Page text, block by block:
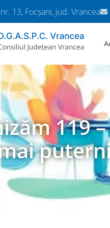
13, Focșani, jud. Vrancea
119